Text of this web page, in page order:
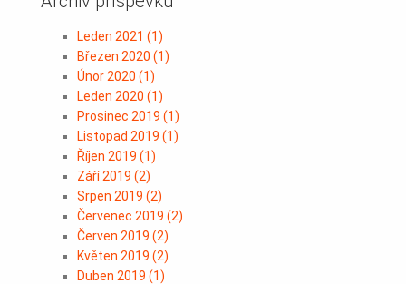
Leden 2021 (1)
Březen 2020 (1)
Únor 2020 (1)
Leden 2020 (1)
Prosinec 2019 (1)
Listopad 2019 (1)
Říjen 2019 (1)
Září 2019 (2)
Srpen 2019 (2)
Červenec 2019 (2)
Červen 2019 (2)
Květen 2019 (2)
Duben 2019 (1)